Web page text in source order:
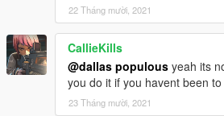
22 Tháng mười, 2021
CallieKills
@dallas populous yeah its
you do it if you havent been
23 Tháng mười, 2021